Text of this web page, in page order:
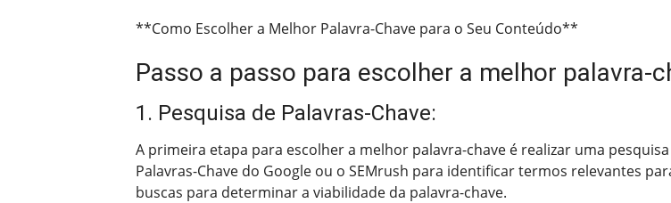
**Como Escolher a Melhor Palavra-Chave para o Seu Conteúdo**
Passo a passo para escolher a melhor palavra-
1. Pesquisa de Palavras-Chave:
A primeira etapa para escolher a melhor palavra-chave é realizar uma
Palavras-Chave do Google ou o SEMrush para identificar termos relevantes
buscas para determinar a viabilidade da palavra-chave.